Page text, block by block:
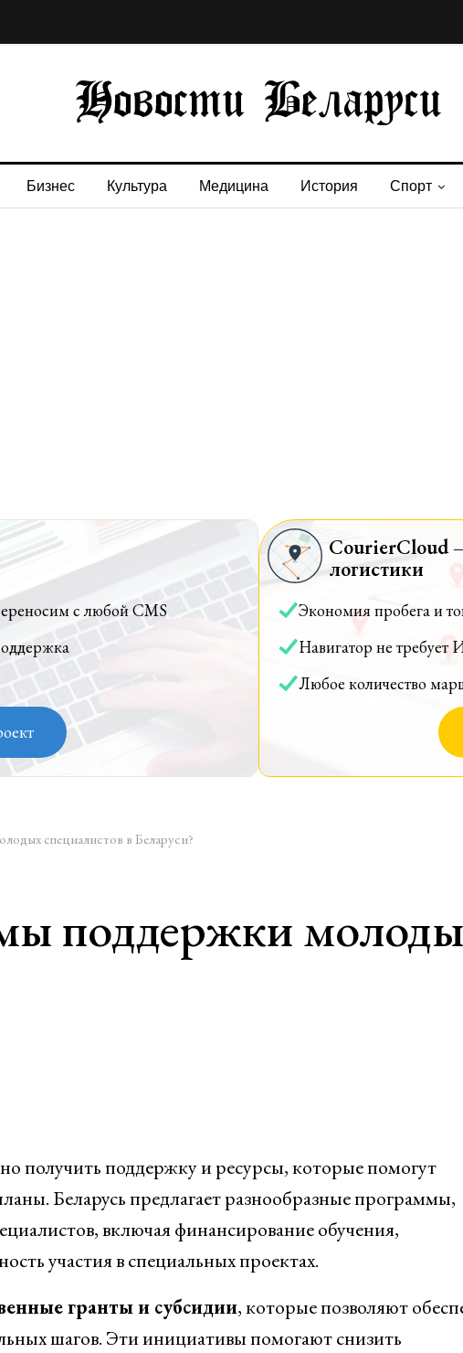
Бизнес Культура Медицина История Спорт
с любой CMS
CourierCloud
логистики
Экономия пробега и
Навигатор не требует
Любое количество
специалистов в Беларуси?
поддержки
получить поддержку и ресурсы, которые помогут
Беларусь предлагает разнообразные программы,
включая финансирование обучения,
участия в специальных проектах.
гранты и субсидии, которые позволяют
шагов. Эти инициативы помогают снизить